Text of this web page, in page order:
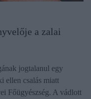
a zalai
jogtalanul egy
ellen csalás miatt
Főügyészség. A vádlott